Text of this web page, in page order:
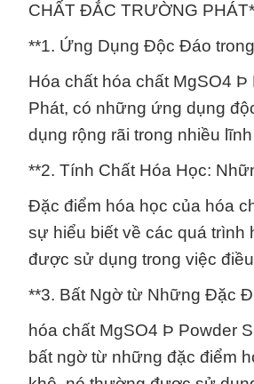
CHẤT ĐẮC TRƯỜNG
**1. Ứng Dụng Độc Đáo
Hóa chất hóa chất MgSO4
Phát, có những ứng dụng
dụng rộng rãi trong nhiều
**2. Tính Chất Hóa Học:
Đặc điểm hóa học của hóa
sự hiểu biết về các quá trình
được sử dụng trong việc
**3. Bất Ngờ từ Những Đặc
hóa chất MgSO4 Þ Powder
bất ngờ từ những đặc điểm